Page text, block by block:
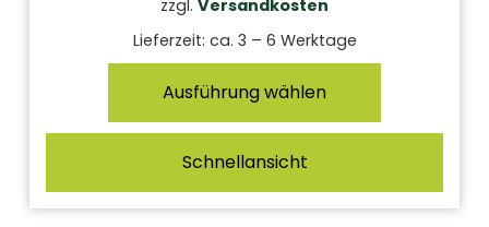
zzgl. Versandkosten
Lieferzeit: ca. 3 – 6 Werktage
Ausführung wählen
Schnellansicht